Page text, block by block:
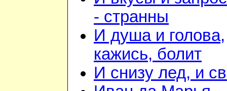
- странны
И душа и голова,
кажись, болит
И снизу лед, и